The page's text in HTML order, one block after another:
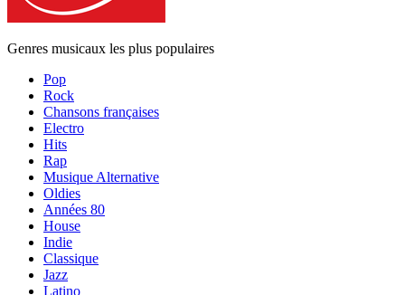
Genres musicaux les plus populaires
Pop
Rock
Chansons françaises
Electro
Hits
Rap
Musique Alternative
Oldies
Années 80
House
Indie
Classique
Jazz
Latino